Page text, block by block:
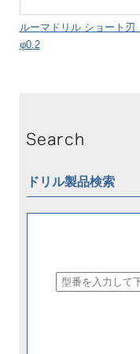
ルーマドリル ショート刃
φ0.2
ドリル製品検索